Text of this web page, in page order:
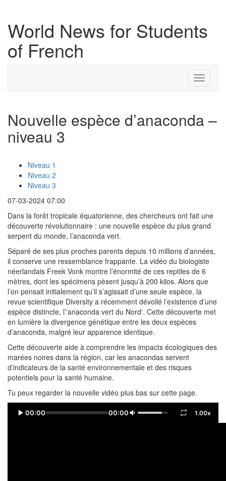
World News for Students
of French
Toggle
Nouvelle espèce d’anaconda –
niveau 3
Niveau 1
Niveau 2
Niveau 3
07-03-2024 07:00
Dans la forêt tropicale équatorienne, des chercheurs ont fait une
découverte révolutionnaire : une nouvelle espèce du plus grand
serpent du monde, l’anaconda vert.
Séparé de ses plus proches parents depuis 10 millions d’années,
il conserve une ressemblance frappante. La vidéo du biologiste
néerlandais Freek Vonk montre l’énormité de ces reptiles de 6
mètres, dont les spécimens pèsent jusqu’à 200 kilos. Alors que
l’on pensait initialement qu’il s’agissait d’une seule espèce, la
revue scientifique Diversity a récemment dévoilé l’existence d’une
espèce distincte, l’‘anaconda vert du Nord‘. Cette découverte met
en lumière la divergence génétique entre les deux espèces
d’anaconda, malgré leur apparence identique.
Cette découverte aide à comprendre les impacts écologiques des
marées noires dans la région, car les anacondas servent
d’indicateurs de la santé environnementale et des risques
potentiels pour la santé humaine.
Tu peux regarder la nouvelle vidéo plus bas sur cette page.
00:00 00:00 1.00x